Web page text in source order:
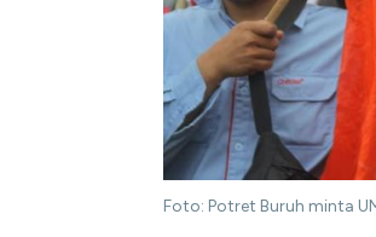
Foto: Potret Buruh minta